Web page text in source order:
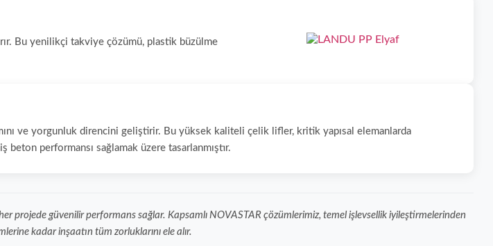
Bu yenilikçi takviye çözümü, plastik büzülme
ve yorgunluk direncini geliştirir. Bu yüksek kaliteli çelik lifler, kritik yapısal elemanlarda
performansı sağlamak üzere tasarlanmıştır.
projede güvenilir performans sağlar. Kapsamlı NOVASTAR çözümlerimiz, temel işlevsellik iyileştirmelerinden
kadar inşaatın tüm zorluklarını ele alır.